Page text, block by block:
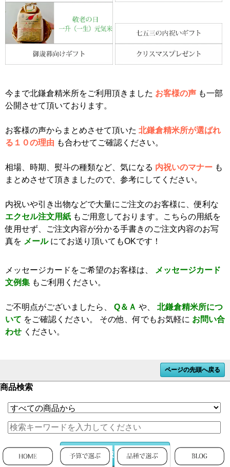
今まで北鎌倉精米所をご利用頂きました お客様の声 も一部
公開させて頂いております。
お客様の声からまとめさせて頂いた 北鎌倉精米所が選ばれ
る１０の理由 も合わせてご確認ください。
相場、時期、熨斗の種類など、気になる 内祝いのマナー も
まとめさせて頂きましたので、参考にしてください。
内祝いや引き出物などで大量にご注文のお客様に、便利な
エクセル注文用紙 もご用意しております。こちらの用紙を
使用せず、ご注文内容が分かる手書きのご注文内容のお写
真を メール にてお送り頂いてもOKです！
メッセージカードをご希望のお客様は、
メッセージカード
文例集 もご利用ください。
ご不明点がございましたら、 Q＆Ａ や、 北鎌倉精米所につ
いて をご確認ください。 その他、何でもお気軽に お問い合
わせ ください。
ページの先頭へ戻る
商品検索